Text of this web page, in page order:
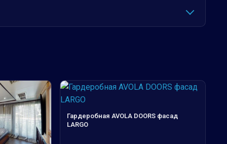
Гардеробная AVOLA DOORS фасад
LARGO